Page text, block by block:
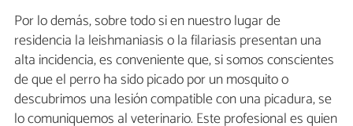
Por lo demás, sobre todo si en nuestro lugar de
residencia la leishmaniasis o la filariasis presentan una
alta incidencia, es conveniente que, si somos conscientes
de que el perro ha sido picado por un mosquito o
descubrimos una lesión compatible con una picadura, se
lo comuniquemos al veterinario. Este profesional es quien